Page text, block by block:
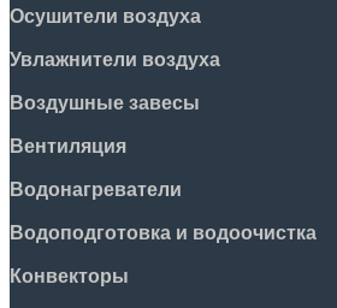
Осушители воздуха
Увлажнители воздуха
Воздушные завесы
Вентиляция
Водонагреватели
Водоподготовка и водоочистка
Конвекторы